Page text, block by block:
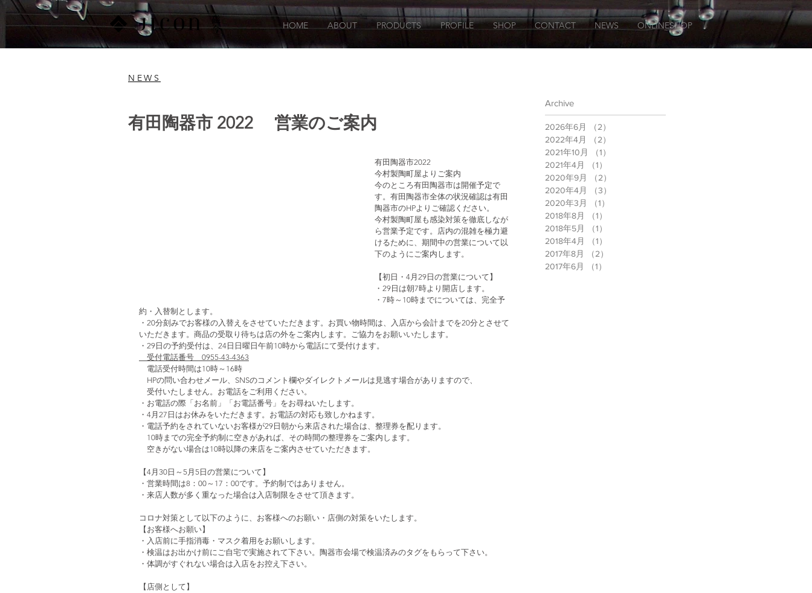
HOME ABOUT PRODUCTS PROFILE SHOP CONTACT NEWS ONLINESHOP
2026年6月 （2）
2022年4月
（2）
2021年10月
（1）
2021年4月
（1）
2020年9月
（2）
2020年4月
（3）
2020年3月
（1）
2018年8月
（1）
2018年5月
（1）
2018年4月
（1）
2017年8月
（2）
2017年6月
（1）
有田陶器市 2022 営業のご案内
有田陶器市2022
今村製陶町屋よりご案内
今のところ有田陶器市は開催予定で
す。有田陶器市全体の状況確認は有田
陶器市のHPよりご確認ください。
今村製陶町屋も感染対策を徹底しなが
ら営業予定です。店内の混雑を極力避
けるために、期間中の営業について以
下のようにご案内します。
【初日・4月29日の営業について】
・29日は朝7時より開店します。
・7時～10時までについては、完全予
約・入替制とします。
・20分刻みでお客様の入替えをさせていただきます。お買い物時間は、入店から会計までを20分とさせて
いただきます。商品の受取り待ちは店の外をご案内します。ご協力をお願いいたします。
・29日の予約受付は、24日日曜日午前10時から電話にて受付けます。
受付電話番号　0955-43-4363
電話受付時間は10時～16時
HPの問い合わせメール、SNSのコメント欄やダイレクトメールは見逃す場合がありますので、
受付いたしません。お電話をご利用ください。
・お電話の際「お名前」「お電話番号」をお尋ねいたします。
・4月27日はお休みをいただきます。お電話の対応も致しかねます。
・電話予約をされていないお客様が29日朝から来店された場合は、整理券を配ります。
10時までの完全予約制に空きがあれば、その時間の整理券をご案内します。
空きがない場合は10時以降の来店をご案内させていただきます。
【4月30日～5月5日の営業について】
・営業時間は8：00～17：00です。予約制ではありません。
・来店人数が多く重なった場合は入店制限をさせて頂きます。
コロナ対策として以下のように、お客様へのお願い・店側の対策をいたします。
【お客様へお願い】
・入店前に手指消毒・マスク着用をお願いします。
・検温はお出かけ前にご自宅で実施されて下さい。陶器市会場で検温済みのタグをもらって下さい。
・体調がすぐれない場合は入店をお控え下さい。
【店側として】
Archive
NEWS